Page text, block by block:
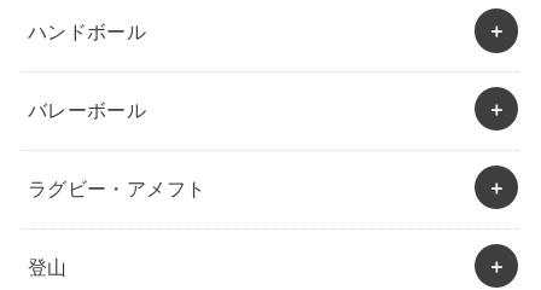
ハンドボール
バレーボール
ラグビー・アメフト
登山